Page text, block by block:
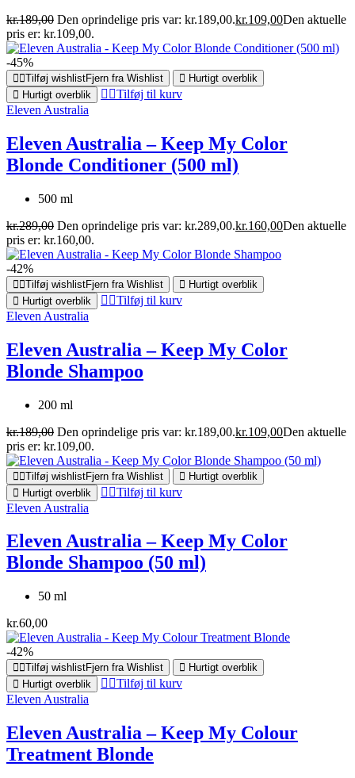
kr.189,00 Den oprindelige pris var: kr.189,00.kr.109,00Den aktuelle
pris er: kr.109,00.
-45%
Tilføj wishlistFjern fra Wishlist
Hurtigt overblik
Hurtigt overblik
Tilføj til kurv
Eleven Australia
Eleven Australia – Keep My Color
Blonde Conditioner (500 ml)
500 ml
kr.289,00 Den oprindelige pris var: kr.289,00.kr.160,00Den aktuelle
pris er: kr.160,00.
-42%
Tilføj wishlistFjern fra Wishlist
Hurtigt overblik
Hurtigt overblik
Tilføj til kurv
Eleven Australia
Eleven Australia – Keep My Color
Blonde Shampoo
200 ml
kr.189,00 Den oprindelige pris var: kr.189,00.kr.109,00Den aktuelle
pris er: kr.109,00.
Tilføj wishlistFjern fra Wishlist
Hurtigt overblik
Hurtigt overblik
Tilføj til kurv
Eleven Australia
Eleven Australia – Keep My Color
Blonde Shampoo (50 ml)
50 ml
kr.60,00
-42%
Tilføj wishlistFjern fra Wishlist
Hurtigt overblik
Hurtigt overblik
Tilføj til kurv
Eleven Australia
Eleven Australia – Keep My Colour
Treatment Blonde